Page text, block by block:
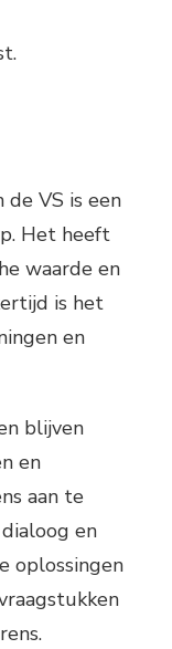
de VS is een
Het heeft
waarde en
is het
en
blijven
en
aan te
en
oplossingen